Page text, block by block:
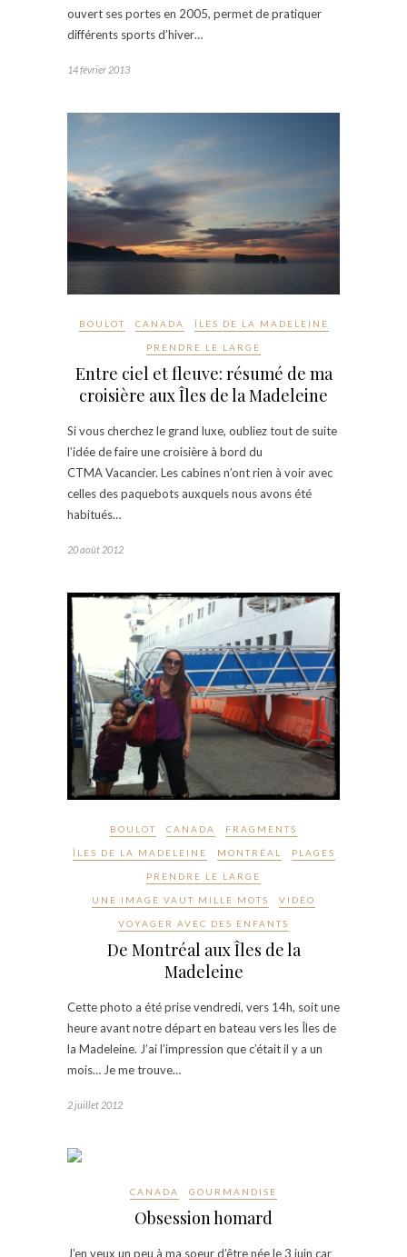
ouvert ses portes en 2005, permet de pratiquer
différents sports d’hiver…
14 février 2013
BOULOT CANADA ÎLES DE LA MADELEINE
PRENDRE LE LARGE
Entre ciel et fleuve: résumé de ma
croisière aux Îles de la Madeleine
Si vous cherchez le grand luxe, oubliez tout de suite
l’idée de faire une croisière à bord du
CTMA Vacancier. Les cabines n’ont rien à voir avec
celles des paquebots auxquels nous avons été
habitués…
20 août 2012
BOULOT CANADA FRAGMENTS
ÎLES DE LA MADELEINE MONTRÉAL PLAGES
PRENDRE LE LARGE
UNE IMAGE VAUT MILLE MOTS VIDÉO
VOYAGER AVEC DES ENFANTS
De Montréal aux Îles de la
Madeleine
Cette photo a été prise vendredi, vers 14h, soit une
heure avant notre départ en bateau vers les Îles de
la Madeleine. J’ai l’impression que c’était il y a un
mois… Je me trouve…
2 juillet 2012
CANADA GOURMANDISE
Obsession homard
J’en veux un peu à ma soeur d’être née le 3 juin car